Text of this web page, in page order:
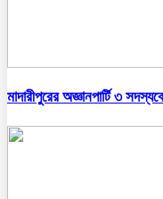
মাদারীপুরের অজ্ঞানপার্টি ৩